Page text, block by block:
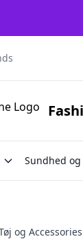
Sundhed
og Accessories